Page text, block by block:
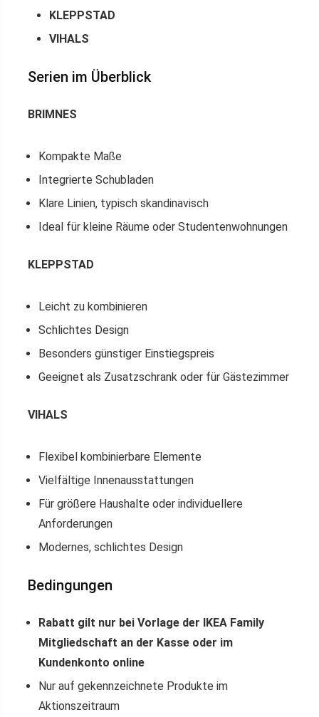
KLEPPSTAD
VIHALS
Serien im Überblick
BRIMNES
Kompakte Maße
Integrierte Schubladen
Klare Linien, typisch skandinavisch
Ideal für kleine Räume oder Studentenwohnungen
KLEPPSTAD
Leicht zu kombinieren
Schlichtes Design
Besonders günstiger Einstiegspreis
Geeignet als Zusatzschrank oder für Gästezimmer
VIHALS
Flexibel kombinierbare Elemente
Vielfältige Innenausstattungen
Für größere Haushalte oder individuellere
Anforderungen
Modernes, schlichtes Design
Bedingungen
Rabatt gilt nur bei Vorlage der IKEA Family
Mitgliedschaft an der Kasse oder im
Kundenkonto online
Nur auf gekennzeichnete Produkte im
Aktionszeitraum